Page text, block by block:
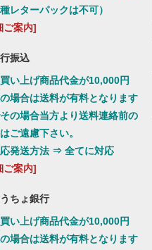
種レターパックは不可）
ご案内]
振込
い上げ商品代金が10,000円
場合は送料が有料となります
の場合当方より送料連絡前の
ご遠慮下さい。
発送方法 ⇒ 全てに対応
ご案内]
ちょ銀行
い上げ商品代金が10,000円
場合は送料が有料となります